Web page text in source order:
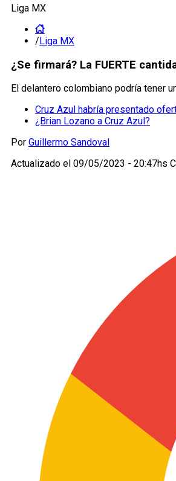
Liga MX
/Liga MX
¿Se firmará? La FUERTE
El delantero colombiano podría tener
Cruz Azul habría presentado
¿Brian Lozano a Cruz Azul?
Por Guillermo Sandoval
Actualizado el 09/05/2023 - 20:47hs